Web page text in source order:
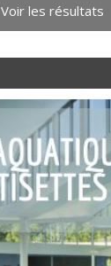
Voir les résultats